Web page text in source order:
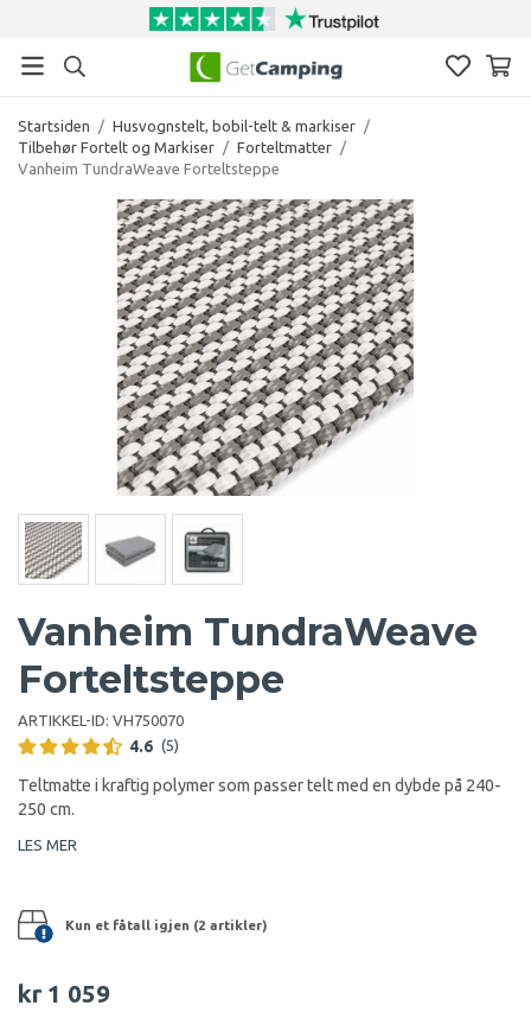
Startsiden / Husvognstelt, bobil-telt & markiser /
Tilbehør Fortelt og Markiser / Forteltmatter /
Vanheim TundraWeave Forteltsteppe
Vanheim TundraWeave
Forteltsteppe
ARTIKKEL-ID: VH750070
4.6 (5)
Teltmatte i kraftig polymer som passer telt med en dybde på 240-
250 cm.
LES MER
Kun et fåtall igjen (2 artikler)
kr 1 059